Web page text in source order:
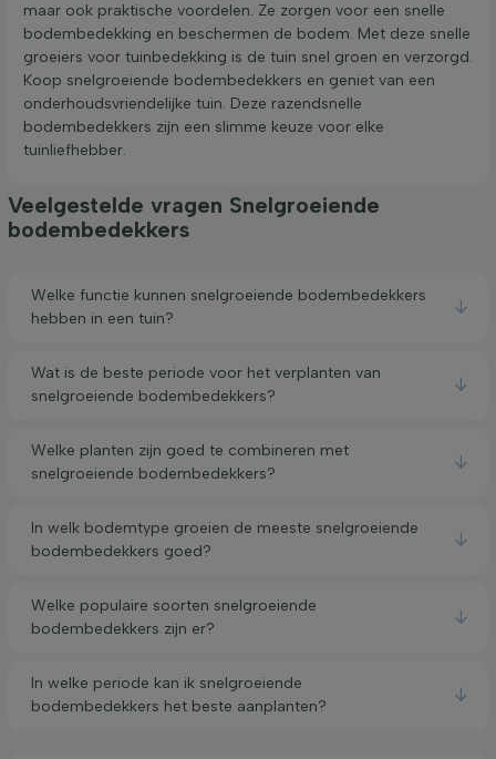
maar ook praktische voordelen. Ze zorgen voor een snelle
bodembedekking en beschermen de bodem. Met deze snelle
groeiers voor tuinbedekking is de tuin snel groen en verzorgd.
Koop snelgroeiende bodembedekkers en geniet van een
onderhoudsvriendelijke tuin. Deze razendsnelle
bodembedekkers zijn een slimme keuze voor elke
tuinliefhebber.
Veelgestelde vragen Snelgroeiende
bodembedekkers
Welke functie kunnen snelgroeiende bodembedekkers
hebben in een tuin?
Wat is de beste periode voor het verplanten van
snelgroeiende bodembedekkers?
Welke planten zijn goed te combineren met
snelgroeiende bodembedekkers?
In welk bodemtype groeien de meeste snelgroeiende
bodembedekkers goed?
Welke populaire soorten snelgroeiende
bodembedekkers zijn er?
In welke periode kan ik snelgroeiende
bodembedekkers het beste aanplanten?